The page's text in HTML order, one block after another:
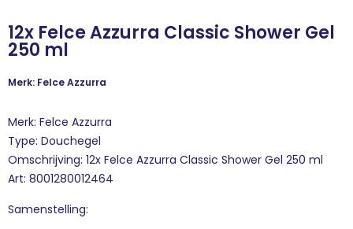
12x Felce Azzurra Classic Shower Gel
250 ml
Merk: Felce Azzurra
Merk: Felce Azzurra
Type: Douchegel
Omschrijving: 12x Felce Azzurra Classic Shower Gel 250 ml
Art: 8001280012464
Samenstelling: